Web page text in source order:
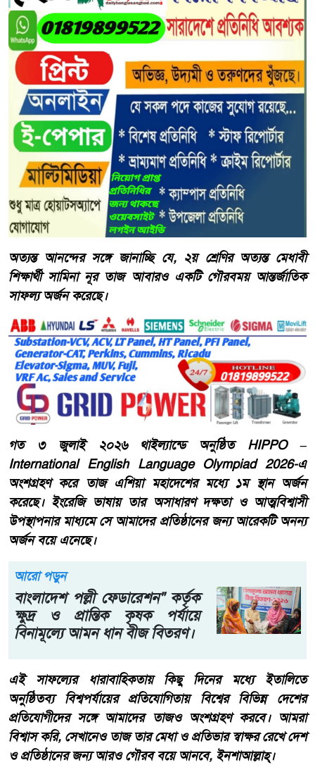
অত্যন্ত আনন্দের সঙ্গে জানাচ্ছি যে, ২য় শ্রেণির অত্যন্ত মেধাবী
শিক্ষার্থী সামিনা নূর তাজ আবারও একটি গৌরবময় আন্তর্জাতিক
সাফল্য অর্জন করেছে।
গত ৩ জুলাই ২০২৬ থাইল্যান্ডে অনুষ্ঠিত HIPPO –
International English Language Olympiad 2026-এ
অংশগ্রহণ করে তাজ এশিয়া মহাদেশের মধ্যে ১ম স্থান অর্জন
করেছে। ইংরেজি ভাষায় তার অসাধারণ দক্ষতা ও আত্মবিশ্বাসী
উপস্থাপনার মাধ্যমে সে আমাদের প্রতিষ্ঠানের জন্য আরেকটি অনন্য
অর্জন বয়ে এনেছে।
আরো পড়ুন
বাংলাদেশ পল্লী ফেডারেশন" কর্তৃক
ক্ষুদ্র ও প্রান্তিক কৃষক পর্যায়ে
বিনামূল্যে আমন ধান বীজ বিতরণ।
এই সাফল্যের ধারাবাহিকতায় কিছু দিনের মধ্যে ইতালিতে
অনুষ্ঠিতব্য বিশ্বপর্যায়ের প্রতিযোগিতায় বিশ্বের বিভিন্ন দেশের
প্রতিযোগীদের সঙ্গে আমাদের তাজও অংশগ্রহণ করবে। আমরা
বিশ্বাস করি, সেখানেও তাজ তার মেধা ও প্রতিভার স্বাক্ষর রেখে দেশ
ও প্রতিষ্ঠানের জন্য আরও গৌরব বয়ে আনবে, ইনশাআল্লাহ্।